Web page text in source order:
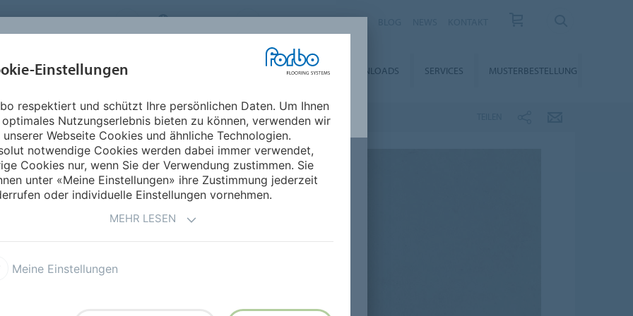
FLOORING SYSTEMS GERMANY
EINSATZBEREICHE NACHHALTIGKEIT DOWNLOADS SERVICES MUSTERBESTELLUNG
Allura Dryback Material
Beton- und Zement-
Highlights wie die
eignen.
Einstellungen
respektiert und schützt Ihre persönlichen Daten. Um Ihnen
Nutzungserlebnis bieten zu können, verwenden wir
unserer Webseite Cookies und ähnliche Technologien.
notwendige Cookies werden dabei immer verwendet,
Cookies nur, wenn Sie der Verwendung zustimmen. Sie
unter «Meine Einstellungen» ihre Zustimmung jederzeit
oder individuelle Einstellungen vornehmen.
MEHR LESEN
Meine Einstellungen